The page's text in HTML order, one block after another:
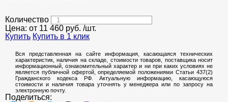
Количество
Цена: от 11 460 руб. /шт.
Купить Купить в 1 клик
Вся представленная на сайте информация, касающаяся технических
характеристик, наличия на складе, стоимости товаров, поставщика носит
информационный, ознакомительный характер и ни при каких условиях не
является публичной офертой, определяемой положениями Статьи 437(2)
Гражданского кодекса РФ. Актуальную информацию, касающуюся
стоимости и наличия товара уточнять у менеджера или по запросу на
электронную почту.
Поделиться: